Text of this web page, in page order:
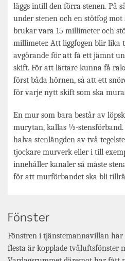
läggs intill den förra stenen. På
under stenen och en stötfog
brukar vara 15 millimeter och
millimeter. Att liggfogen blir lika
avgörande för att få ett jämnt
skift. För att lättare kunna få
först båda hörnen, så att ett
för varje nytt skift som ska
En mur som bara består av
murytan, kallas ½-stensförband.
halva stenlängden av två
tjockare murverk eller i till
innehåller kanaler så måste
för att murförbandet ska bli
Fönster
Fönstren i tjänstemannavillan
flesta är kopplade tvåluftsfönster